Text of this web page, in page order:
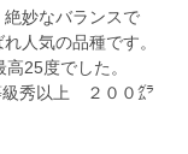
絶妙なバランスで
人気の品種です。
25度でした。
級秀以上 ２００㌘